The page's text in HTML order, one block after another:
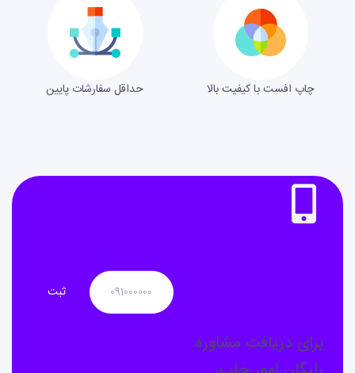
چاپ افست با کیفیت بالا حداقل سفارشات پایین
نیاز به
برای دریافت مشاوره